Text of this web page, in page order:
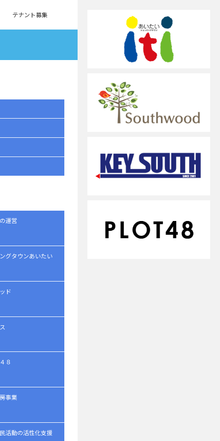
テナント募集
運営
グタウンあいたい
ド
８
事業
活動の活性化支援